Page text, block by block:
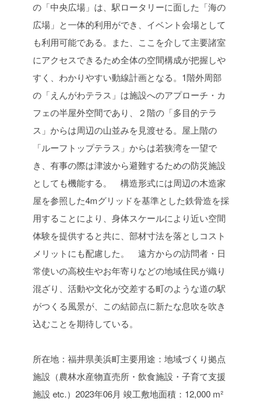
の「中央広場」は、駅ロータリーに面した「海の
広場」と一体的利用ができ、イベント会場として
も利用可能である。また、ここを介して主要諸室
にアクセスできるため全体の空間構成が把握しや
すく、わかりやすい動線計画となる。1階外周部
の「えんがわテラス」は施設へのアプローチ・カ
フェの半屋外空間であり、２階の「多目的テラ
ス」からは周辺の山並みを見渡せる。屋上階の
「ルーフトップテラス」からは若狭湾を一望で
き、有事の際は津波から避難するための防災施設
としても機能する。
構造形式には周辺の木造家
屋を参照した4mグリッドを基準とした鉄骨造を採
用することにより、身体スケールにより近い空間
体験を提供すると共に、部材寸法を落としコスト
メリットにも配慮した。
遠方からの訪問者・日
常使いの高校生やお年寄りなどの地域住民が織り
混ざり、活動や文化が交差する町のような道の駅
がつくる風景が、この結節点に新たな息吹を吹き
込むことを期待している。
所在地：福井県美浜町主要用途：地域づくり拠点
施設 （農林水産物直売所・飲食施設・子育て支援
施設 etc.） 2023年06月 竣工敷地面積：12,000 m²